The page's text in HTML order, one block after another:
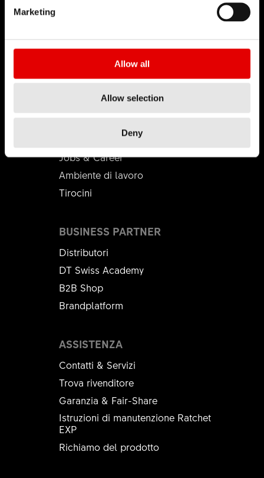
Marketing
Allow all
Allow selection
Deny
DT Swiss Global
Missione
Contraffazione
Jobs & Career
Ambiente di lavoro
Tirocini
ASSISTENZA
Contatti & Servizi
Trova rivenditore
Garanzia & Fair-Share
Istruzioni di manutenzione Ratchet
EXP
Richiamo del prodotto
BUSINESS PARTNER
Distributori
DT Swiss Academy
B2B Shop
Brandplatform